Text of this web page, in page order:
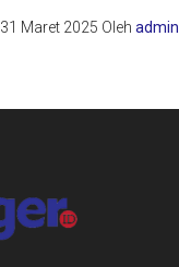
31 Maret 2025 Olehadmin